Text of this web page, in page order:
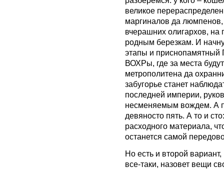
великое
маргиналов да люмпенов,
вчерашних олигархов,
родным березкам. И
этапы и приснопамятный
ВОХРы, где за места
метрополитена да
забугорье станет
последней империи,
несменяемым вождем. А
девяносто пять. А то и
расходного материала,
останется самой
Но есть и второй
все-таки, назовет вещи